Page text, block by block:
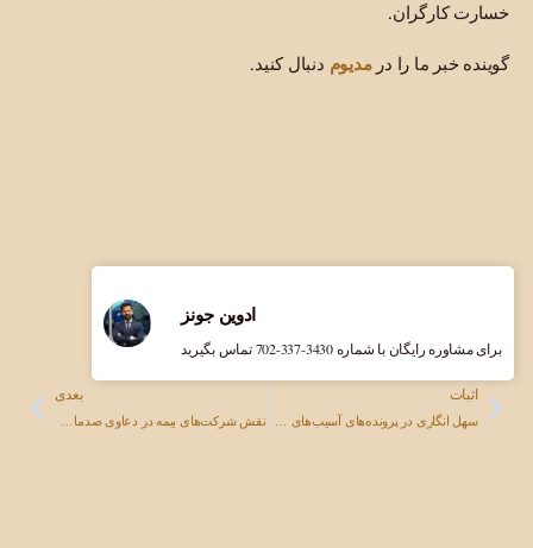
خسارت کارگران.
گوینده خبر ما را درمدیوم دنبال کنید.
اثبات بعدی
ادوین جونز
برای مشاوره رایگان با شماره ‎702-337-3430 تماس بگیرید